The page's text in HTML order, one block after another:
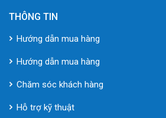
THÔNG TIN
Hướng dẫn mua hàng
Hướng dẫn mua hàng
Chăm sóc khách hàng
Hỗ trợ kỹ thuật